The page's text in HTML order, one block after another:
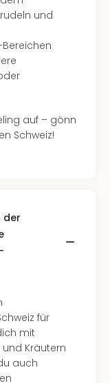
und
auf – gönn
Schweiz!
der
für
mit
Kräutern
auch